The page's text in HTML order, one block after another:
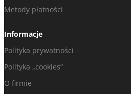
Metody płatności
Informacje
Polityka prywatności
Polityka „cookies”
O firmie